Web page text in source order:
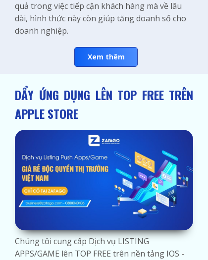
quả trong việc tiếp cận khách hàng mà về lâu
dài, hình thức này còn giúp tăng doanh số cho
doanh nghiệp.
Xem thêm
DẨY ỨNG DỤNG LÊN TOP FREE TRÊN
APPLE STORE
Chúng tôi cung cấp Dịch vụ LISTING
APPS/GAME lên TOP FREE trên nền tảng IOS -